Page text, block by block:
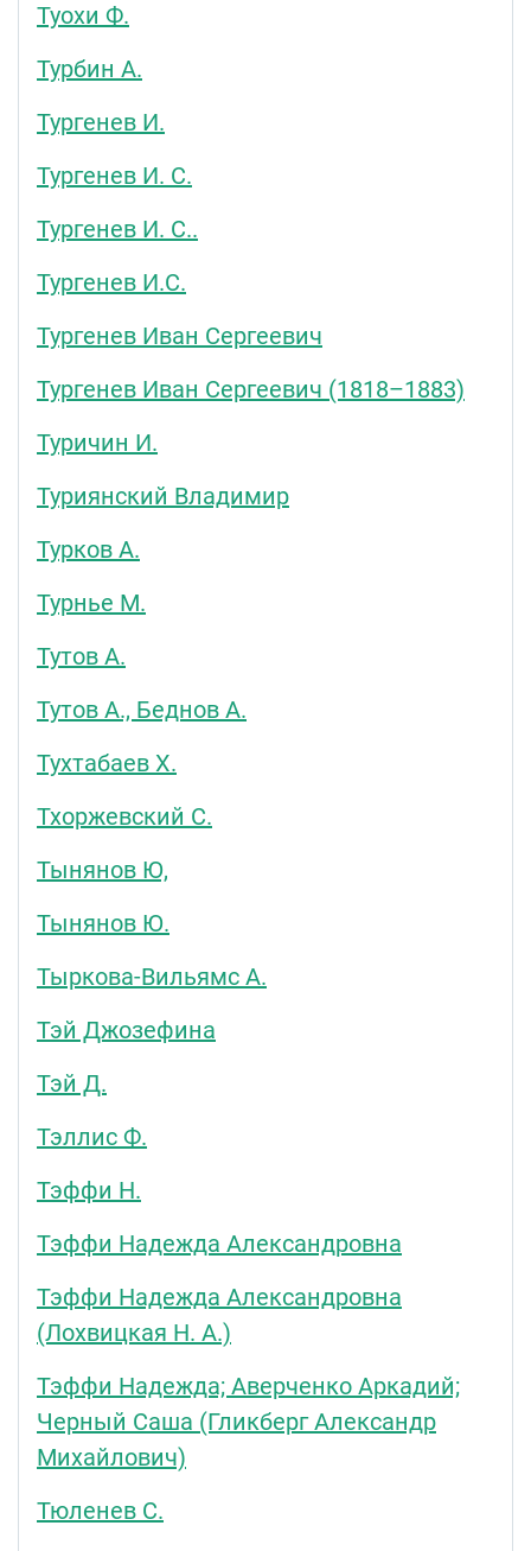
Туохи Ф.
Турбин А.
Тургенев И.
Тургенев И. С.
Тургенев И. С..
Тургенев И.С.
Тургенев Иван Сергеевич
Тургенев Иван Сергеевич (1818–1883)
Туричин И.
Туриянский Владимир
Турков А.
Турнье М.
Тутов А.
Тутов А., Беднов А.
Тухтабаев Х.
Тхоржевский С.
Тынянов Ю,
Тынянов Ю.
Тыркова-Вильямс А.
Тэй Джозефина
Тэй Д.
Тэллис Ф.
Тэффи Н.
Тэффи Надежда Александровна
Тэффи Надежда Александровна
(Лохвицкая Н. А.)
Тэффи Надежда; Аверченко Аркадий;
Черный Саша (Гликберг Александр
Михайлович)
Тюленев С.